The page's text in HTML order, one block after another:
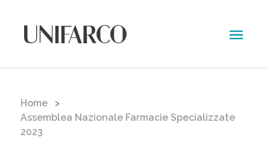
Home
Assemblea Nazionale Farmacie Specializzate
2023